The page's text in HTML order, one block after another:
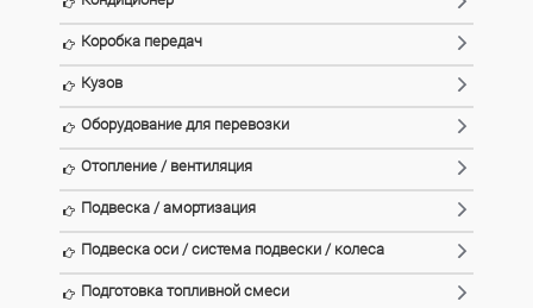
Коробка передач
Кузов
Оборудование для перевозки
Отопление / вентиляция
Подвеска / амортизация
Подвеска оси / система подвески / колеса
Подготовка топливной смеси